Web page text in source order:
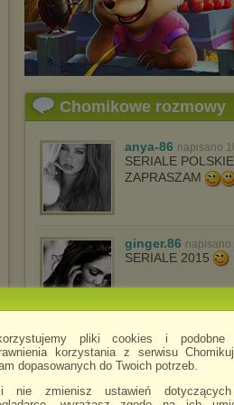
pliki cookies i
korzystania z serwisu
dopasowanych do Twoich potrzeb.
nie zmienisz ustawień
Chomikowe rozmowy
anya-86 napisano
SERIALE
ZAPRASZAM
ginger.86 napisano
SERIALE 2015
anya-86-filmy
NOWOŚCI 2015